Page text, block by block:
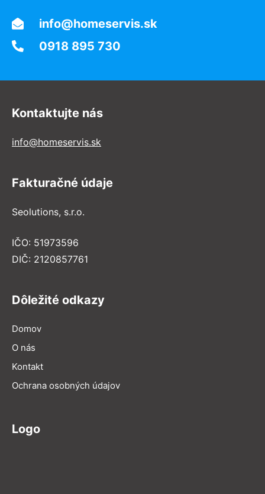
info@homeservis.sk
0918 895 730
Kontaktujte nás
info@homeservis.sk
Fakturačné údaje
Seolutions, s.r.o.
IČO: 51973596
DIČ: 2120857761
Dôležité odkazy
Domov
O nás
Kontakt
Ochrana osobných údajov
Logo